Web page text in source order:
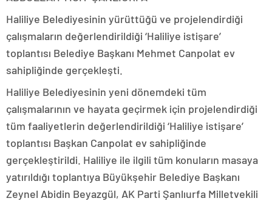
Haliliye Belediyesinin yürüttüğü ve projelendirdiği
çalışmaların değerlendirildiği ‘Haliliye istişare’
toplantısı Belediye Başkanı Mehmet Canpolat ev
sahipliğinde gerçekleşti.
Haliliye Belediyesinin yeni dönemdeki tüm
çalışmalarının ve hayata geçirmek için projelendirdiği
tüm faaliyetlerin değerlendirildiği ‘Haliliye istişare’
toplantısı Başkan Canpolat ev sahipliğinde
gerçekleştirildi. Haliliye ile ilgili tüm konuların masaya
yatırıldığı toplantıya Büyükşehir Belediye Başkanı
Zeynel Abidin Beyazgül, AK Parti Şanlıurfa Milletvekili